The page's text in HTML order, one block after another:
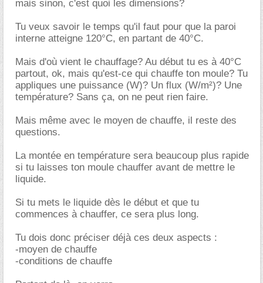
mais sinon, c'est quoi les dimensions?
Tu veux savoir le temps qu'il faut pour que la paroi
interne atteigne 120°C, en partant de 40°C.
Mais d'où vient le chauffage? Au début tu es à 40°C
partout, ok, mais qu'est-ce qui chauffe ton moule? Tu
appliques une puissance (W)? Un flux (W/m²)? Une
température? Sans ça, on ne peut rien faire.
Mais même avec le moyen de chauffe, il reste des
questions.
La montée en température sera beaucoup plus rapide
si tu laisses ton moule chauffer avant de mettre le
liquide.
Si tu mets le liquide dès le début et que tu
commences à chauffer, ce sera plus long.
Tu dois donc préciser déjà ces deux aspects :
-moyen de chauffe
-conditions de chauffe